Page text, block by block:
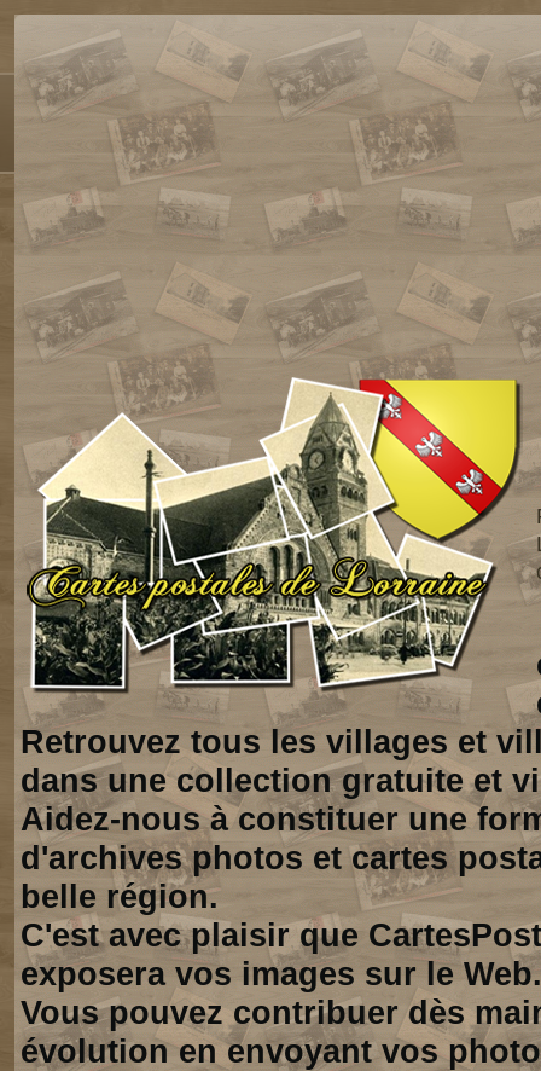
Retrouvez tous les villages et
dans une collection gratuite et
Aidez-nous à constituer une
d'archives photos et cartes
belle région.
C'est avec plaisir que
exposera vos images sur le Web.
Vous pouvez contribuer dès
évolution en envoyant vos